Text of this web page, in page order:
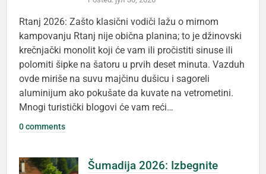
Rtanj 2026: Zašto klasični vodiči lažu o mirnom
kampovanju Rtanj nije obična planina; to je džinovski
krečnjački monolit koji će vam ili pročistiti sinuse ili
polomiti šipke na šatoru u prvih deset minuta. Vazduh
ovde miriše na suvu majčinu dušicu i sagoreli
aluminijum ako pokušate da kuvate na vetrometini.
Mnogi turistički blogovi će vam reći…
0 comments
Šumadija 2026: Izbegnite